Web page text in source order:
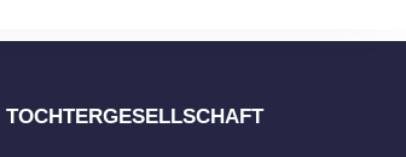
TOCHTERGESELLSCHAFT